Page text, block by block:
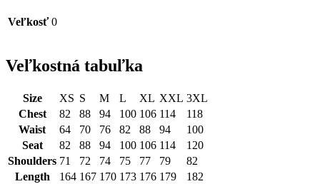
Veľkosť 0
Veľkostná tabuľka
Size XS S M L XL XXL 3XL
Chest
82 88 94 100 106 114
118
Waist
64 70 76 82 88 94
100
Seat
82 88 94 100 106 114
120
Shoulders 71 72 74 75 77 79
82
Length
164 167 170 173 176 179 182